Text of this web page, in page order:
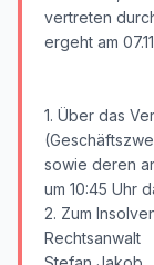
vertreten
ergeht am
1. Über das
sowie deren
um 10:45 Uhr
2. Zum
Rechtsanwalt